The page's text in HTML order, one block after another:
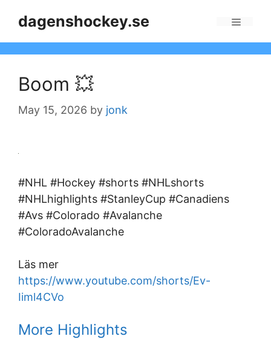
dagenshockey.se
Boom 💥
May 15, 2026 by jonk
#NHL #Hockey #shorts #NHLshorts
#NHLhighlights #StanleyCup #Canadiens
#Avs #Colorado #Avalanche
#ColoradoAvalanche
Läs mer
https://www.youtube.com/shorts/Ev-
Iiml4CVo
More Highlights